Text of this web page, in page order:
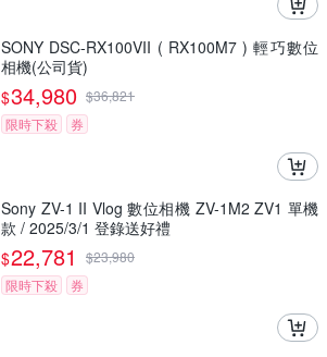
SONY DSC-RX100VII ( RX100M7 ) 輕巧數位
相機(公司貨)
$34,980 $36,821
限時下殺
券
Sony ZV-1 II Vlog 數位相機 ZV-1M2 ZV1 單機
款 / 2025/3/1 登錄送好禮
$22,781 $23,980
限時下殺
券